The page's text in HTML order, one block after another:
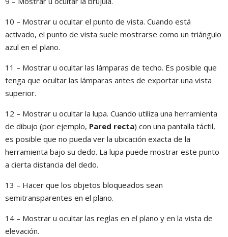
10 – Mostrar u ocultar el punto de vista. Cuando está
activado, el punto de vista suele mostrarse como un triángulo
azul en el plano.
11 – Mostrar u ocultar las lámparas de techo. Es posible que
tenga que ocultar las lámparas antes de exportar una vista
superior.
12 – Mostrar u ocultar la lupa. Cuando utiliza una herramienta
de dibujo (por ejemplo, Pared recta) con una pantalla táctil,
es posible que no pueda ver la ubicación exacta de la
herramienta bajo su dedo. La lupa puede mostrar este punto
a cierta distancia del dedo.
13 – Hacer que los objetos bloqueados sean
semitransparentes en el plano.
14 – Mostrar u ocultar las reglas en el plano y en la vista de
elevación.